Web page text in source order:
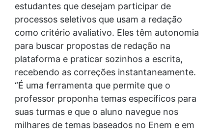
estudantes que desejam participar de
processos seletivos que usam a redação
como critério avaliativo. Eles têm autonomia
para buscar propostas de redação na
plataforma e praticar sozinhos a escrita,
recebendo as correções instantaneamente.
“É uma ferramenta que permite que o
professor proponha temas específicos para
suas turmas e que o aluno navegue nos
milhares de temas baseados no Enem e em